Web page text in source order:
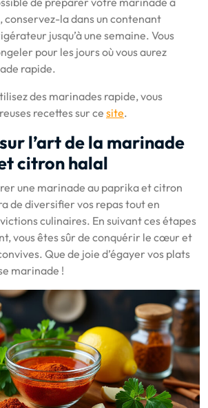
conservez-la dans un contenant
jusqu’à une semaine. Vous
pour les jours où vous aurez
rapide.
des marinades rapide, vous
recettes sur ce site.
l’art de la marinade
citron halal
une marinade au paprika et citron
de diversifier vos repas tout en
culinaires. En suivant ces étapes
vous êtes sûr de conquérir le cœur et
Que de joie d’égayer vos plats
marinade !